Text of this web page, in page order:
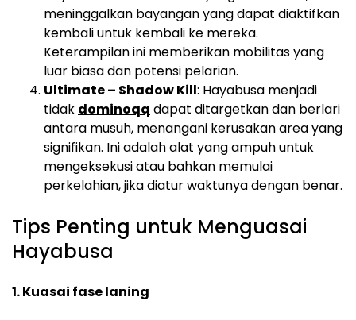
meninggalkan bayangan yang dapat diaktifkan
kembali untuk kembali ke mereka.
Keterampilan ini memberikan mobilitas yang
luar biasa dan potensi pelarian.
Ultimate – Shadow Kill: Hayabusa menjadi
tidak dominoqq dapat ditargetkan dan berlari
antara musuh, menangani kerusakan area yang
signifikan. Ini adalah alat yang ampuh untuk
mengeksekusi atau bahkan memulai
perkelahian, jika diatur waktunya dengan benar.
Tips Penting untuk Menguasai
Hayabusa
1. Kuasai fase laning